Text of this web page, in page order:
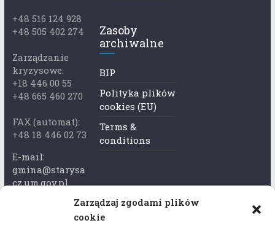
Zarządzaj zgodami plików
cookie
+48 516 124 928
+48 505 402 274
Zarządzanie
kryzysowe:
+18 446 00 55
+48 665 460 270
FAX (automat):
+48 18 446 02 73
E-mail:
gmina@starysa
cz.um.gov.pl
Adres skrzynki
Zasoby
archiwalne
BIP
Polityka plików
cookies (EU)
Terms &
conditions